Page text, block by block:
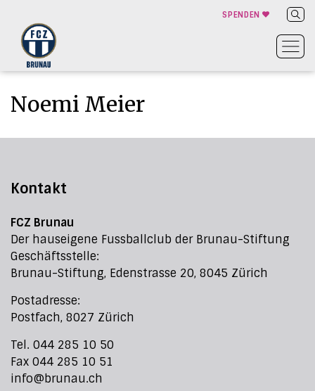
SPENDEN
Noemi Meier
Kontakt
FCZ Brunau
Der hauseigene Fussballclub der Brunau-Stiftung
Geschäftsstelle:
Brunau-Stiftung, Edenstrasse 20, 8045 Zürich
Postadresse:
Postfach, 8027 Zürich
Tel. 044 285 10 50
Fax 044 285 10 51
info@brunau.ch